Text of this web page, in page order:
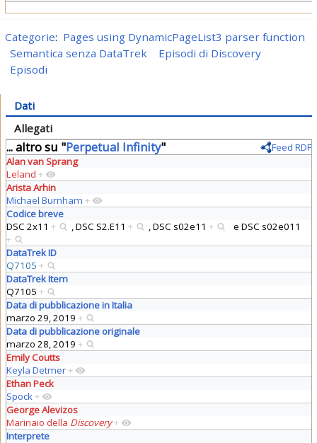
Categorie: Pages using DynamicPageList3 parser function
Semantica senza DataTrek
Episodi di Discovery
Episodi
Dati
Allegati
... altro su "Perpetual Infinity"
Feed RDF
Alan van Sprang
Leland +
Arista Arhin
Michael Burnham +
Codice breve
DSC 2x11 + ,DSC S2.E11 + ,DSC s02e11 + e DSC s02e011
+
DataTrek ID
Q7105 +
DataTrek Item
Q7105 +
Data di pubblicazione in Italia
marzo 29, 2019 +
Data di pubblicazione originale
marzo 28, 2019 +
Emily Coutts
Keyla Detmer+
Ethan Peck
Spock+
George Alevizos
Marinaio della Discovery+
Interprete